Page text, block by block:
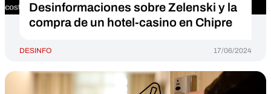
Desinformaciones sobre Zelenski y la
compra de un hotel-casino en Chipre
DESINFO 17/06/2024